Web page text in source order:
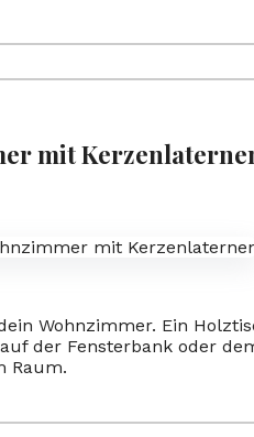
mit
Wohnzimmer. Ein
der Fensterbank oder
Raum.